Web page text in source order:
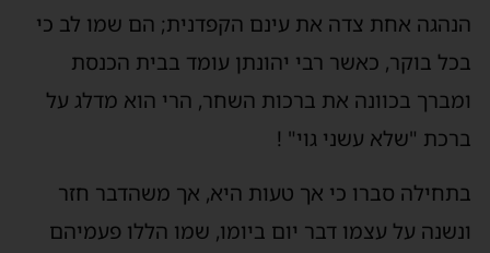
הנהגה אחת צדה את עינם הקפדנית; הם שמו לב כי
בכל בוקר, כאשר רבי יהונתן עומד בבית הכנסת
ומברך בכוונה את ברכות השחר, הרי הוא מדלג על
ברכת "שלא עשני גוי" !
בתחילה סברו כי אך טעות היא, אך משהדבר חזר
ונשנה על עצמו דבר יום ביומו, שמו הללו פעמיהם